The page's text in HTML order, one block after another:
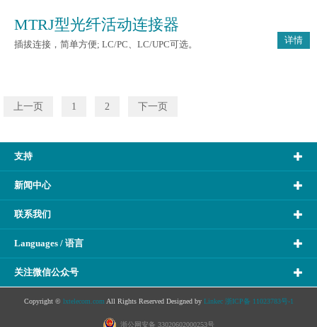
MTRJ型光纤活动连接器
插拔连接，简单方便; LC/PC、LC/UPC可选。 详情
上一页 1 2 下一页
支持
新闻中心
联系我们
Languages / 语言
关注微信公众号
Copyright © lxtelecom.com All Rights Reserved Designed by Linkec 浙ICP备 11023783号-1
浙公网安备 33020602000253号